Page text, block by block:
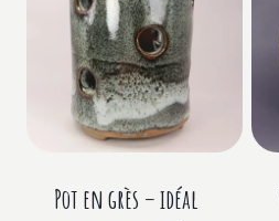
Pot en grès – idéal